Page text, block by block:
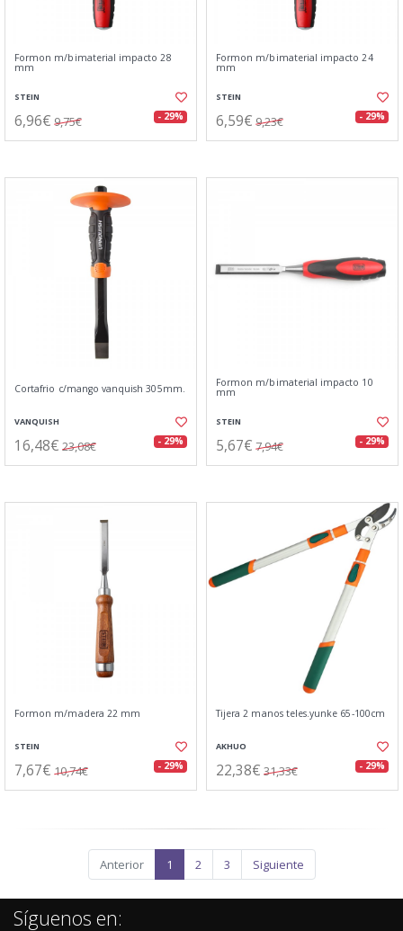
Formon m/bimaterial impacto 28
mm
STEIN
6,96€ 9,75€ - 29%
Formon m/bimaterial impacto 24
mm
STEIN
6,59€ 9,23€ - 29%
Cortafrio c/mango vanquish 305mm.
VANQUISH
16,48€ 23,08€ - 29%
Formon m/bimaterial impacto 10
mm
STEIN
5,67€ 7,94€ - 29%
Formon m/madera 22 mm
STEIN
7,67€ 10,74€ - 29%
Tijera 2 manos teles.yunke 65-100cm
AKHUO
22,38€ 31,33€ - 29%
Anterior 1 2 3 Siguiente
Síguenos en: